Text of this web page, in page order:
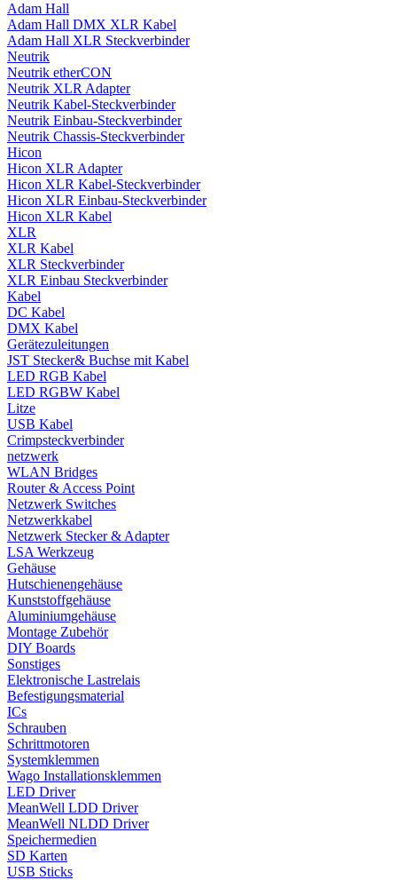
Adam Hall
Adam Hall DMX XLR Kabel
Adam Hall XLR Steckverbinder
Neutrik
Neutrik etherCON
Neutrik XLR Adapter
Neutrik Kabel-Steckverbinder
Neutrik Einbau-Steckverbinder
Neutrik Chassis-Steckverbinder
Hicon
Hicon XLR Adapter
Hicon XLR Kabel-Steckverbinder
Hicon XLR Einbau-Steckverbinder
Hicon XLR Kabel
XLR
XLR Kabel
XLR Steckverbinder
XLR Einbau Steckverbinder
Kabel
DC Kabel
DMX Kabel
Gerätezuleitungen
JST Stecker& Buchse mit Kabel
LED RGB Kabel
LED RGBW Kabel
Litze
USB Kabel
Crimpsteckverbinder
netzwerk
WLAN Bridges
Router & Access Point
Netzwerk Switches
Netzwerkkabel
Netzwerk Stecker & Adapter
LSA Werkzeug
Gehäuse
Hutschienengehäuse
Kunststoffgehäuse
Aluminiumgehäuse
Montage Zubehör
DIY Boards
Sonstiges
Elektronische Lastrelais
Befestigungsmaterial
ICs
Schrauben
Schrittmotoren
Systemklemmen
Wago Installationsklemmen
LED Driver
MeanWell LDD Driver
MeanWell NLDD Driver
Speichermedien
SD Karten
USB Sticks